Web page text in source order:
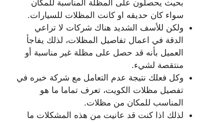
بحيث يحصلون على المظلة المناسبة للمكان
سواء كان حديقه او كانت المظلات للسيارات.
ولكن للأسف الشديد هناك شركات لا تراعي
الدقة في اعمال تفاصيل المظلات، لذلك يفاجأ
العميل بأنه قد حصل على مظلة غير مناسبة أو
منتقصة لشيء.
وكل فعلك نتيجة عدم التعامل مع شركة خبره في
تفصيل مظلات الكويت، تعرف تماما ما هو
المناسب للمكان من مظلات.
لذلك اذا كنت قد عانيت من هذه المشكلات ما